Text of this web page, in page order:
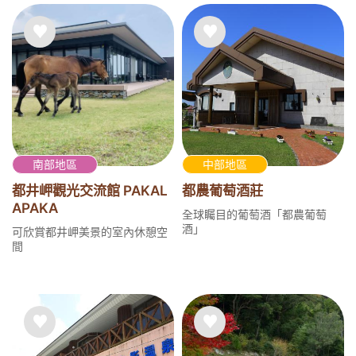
南部地區
都井岬觀光交流館 PAKAL
APAKA
可欣賞都井岬美景的室內休憩空
間
中部地區
都農葡萄酒莊
全球矚目的葡萄酒「都農葡萄
酒」